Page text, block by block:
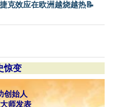
克效应在欧洲越烧越热📝
惊变
创始人
师发表